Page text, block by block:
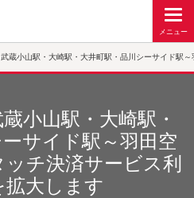
蔵小山駅・大崎駅・大井町駅・品川シーサイド駅
小山駅・大崎駅・
サイド駅～羽田空
チ決済サービス利
拡大します